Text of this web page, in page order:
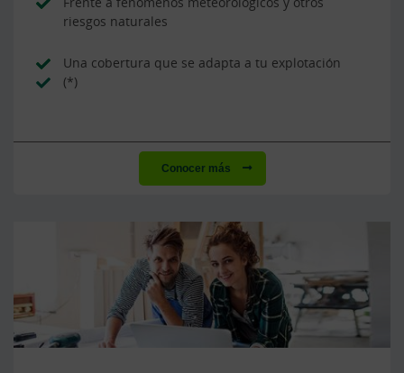
riesgos naturales
Una cobertura que se adapta a tu explotación
(*)
Conocer más